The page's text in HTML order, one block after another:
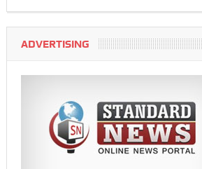
ADVERTISING